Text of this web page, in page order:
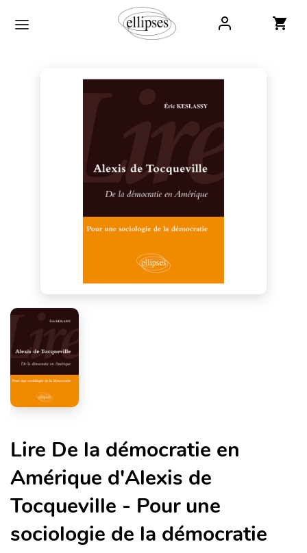
Lire De la démocratie en
Amérique d'Alexis de
Tocqueville - Pour une
sociologie de la démocratie